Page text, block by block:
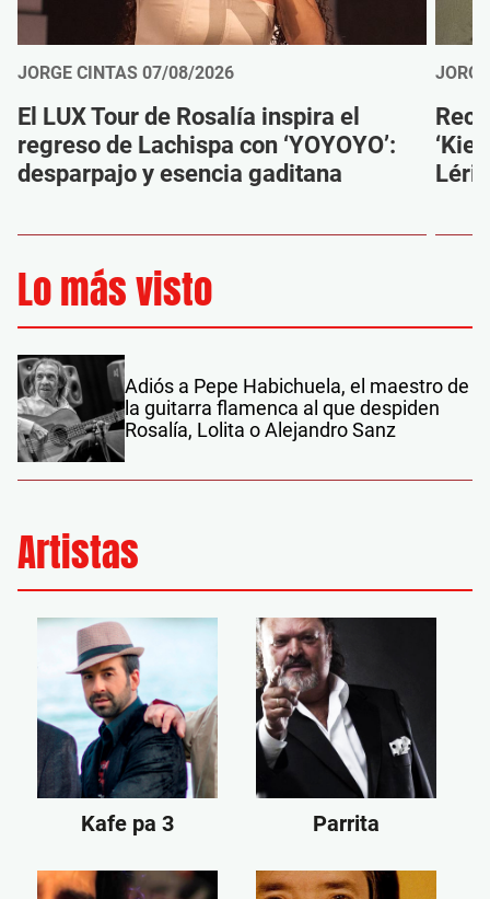
JORGE CINTAS 07/08/2026
El LUX Tour de Rosalía inspira el
regreso de Lachispa con ‘YOYOYO’:
desparpajo y esencia gaditana
Lo más visto
Adiós a Pepe Habichuela, el maestro de
la guitarra flamenca al que despiden
Rosalía, Lolita o Alejandro Sanz
Artistas
Kafe pa 3 Parrita